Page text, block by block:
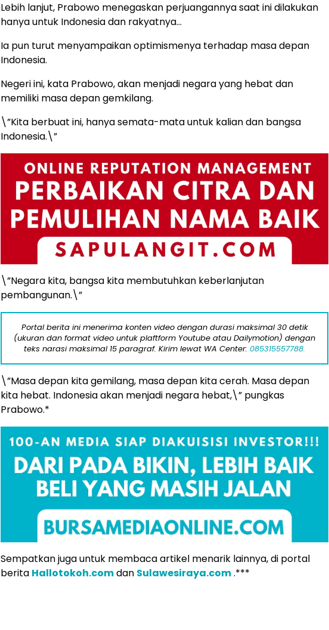
Lebih lanjut, Prabowo menegaskan perjuangannya saat ini dilakukan
hanya untuk Indonesia dan rakyatnya…
Ia pun turut menyampaikan optimismenya terhadap masa depan
Indonesia.
Negeri ini, kata Prabowo, akan menjadi negara yang hebat dan
memiliki masa depan gemkilang.
\”Kita berbuat ini, hanya semata-mata untuk kalian dan bangsa
Indonesia.\”
\”Negara kita, bangsa kita membutuhkan keberlanjutan
pembangunan.\”
Portal berita ini menerima konten video dengan durasi maksimal 30 detik
(ukuran dan format video untuk plaftform Youtube atau Dailymotion) dengan
teks narasi maksimal 15 paragraf. Kirim lewat WA Center: 085315557788.
\”Masa depan kita gemilang, masa depan kita cerah. Masa depan
kita hebat. Indonesia akan menjadi negara hebat,\” pungkas
Prabowo.*
Sempatkan juga untuk membaca artikel menarik lainnya, di portal
berita Hallotokoh.comdan Sulawesiraya.com.***